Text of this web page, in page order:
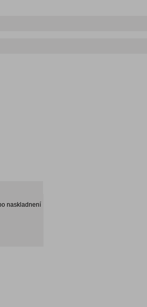
naskladnení